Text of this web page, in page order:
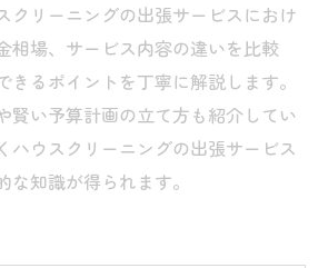
クリーニングの出張サービスにおけ
相場、サービス内容の違いを比較
きるポイントを丁寧に解説します。
賢い予算計画の立て方も紹介してい
ハウスクリーニングの出張サービス
知識が得られます。